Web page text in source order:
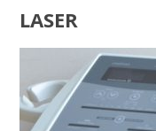
LASER